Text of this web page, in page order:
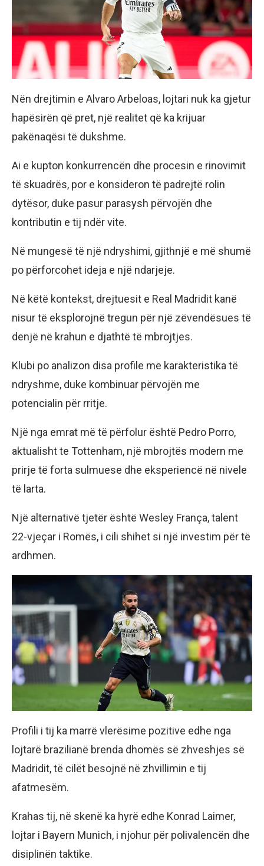
Nën drejtimin e Alvaro Arbeloas, lojtari nuk ka gjetur
hapësirën që pret, një realitet që ka krijuar
pakënaqësi të dukshme.
Ai e kupton konkurrencën dhe procesin e rinovimit
të skuadrës, por e konsideron të padrejtë rolin
dytësor, duke pasur parasysh përvojën dhe
kontributin e tij ndër vite.
Në mungesë të një ndryshimi, gjithnjë e më shumë
po përforcohet ideja e një ndarjeje.
Në këtë kontekst, drejtuesit e Real Madridit kanë
nisur të eksplorojnë tregun për një zëvendësues të
denjë në krahun e djathtë të mbrojtjes.
Klubi po analizon disa profile me karakteristika të
ndryshme, duke kombinuar përvojën me
potencialin për rritje.
Një nga emrat më të përfolur është Pedro Porro,
aktualisht te Tottenham, një mbrojtës modern me
prirje të forta sulmuese dhe eksperiencë në nivele
të larta.
Një alternativë tjetër është Wesley França, talent
22-vjeçar i Romës, i cili shihet si një investim për të
ardhmen.
Profili i tij ka marrë vlerësime pozitive edhe nga
lojtarë brazilianë brenda dhomës së zhveshjes së
Madridit, të cilët besojnë në zhvillimin e tij
afatmesëm.
Krahas tij, në skenë ka hyrë edhe Konrad Laimer,
lojtar i Bayern Munich, i njohur për polivalencën dhe
disiplinën taktike.